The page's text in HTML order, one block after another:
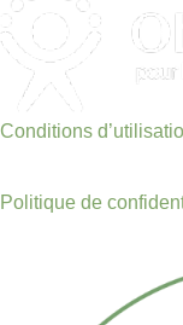
Conditions
Politique de